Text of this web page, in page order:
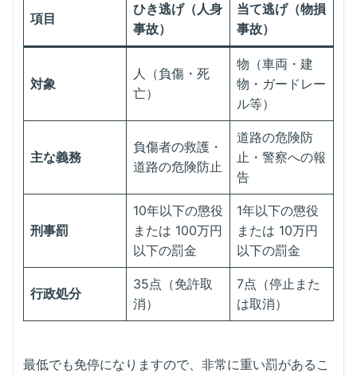
項目
ひき逃げ（人身
事故）
当て逃げ（物損
事故）
対象
人（負傷・死
亡）
物（車両・建
物・ガードレー
ル等）
主な義務
負傷者の救護・
道路の危険防止
道路の危険防
止・警察への報
告
刑事罰
10年以下の懲役
または 100万円
以下の罰金
1年以下の懲役
または 10万円
以下の罰金
行政処分
35点（免許取
消）
7点（停止また
は取消）
最低でも免停になりますので、非常に重い罰があるこ